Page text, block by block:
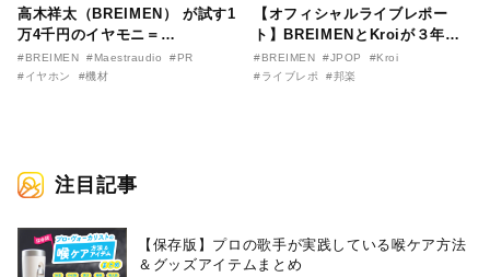
高木祥太（BREIMEN） が試す1
万4千円のイヤモニ＝
MAPro1000 〜体感を含めた“ス
テージのフラット感”に近い
#BREIMEN #Maestraudio
#PR
#イヤホン
#機材
【オフィシャルライブレポー
ト】BREIMENとKroiが３年ぶ
りに共演。リスペクトを示し合
った、『HIGH FIVE 2023』東
#BREIMEN #JPOP
#Kroi
#ライブレポ
#邦楽
注目記事
【保存版】プロの歌手が実践している喉ケア⽅法
＆グッズアイテムまとめ